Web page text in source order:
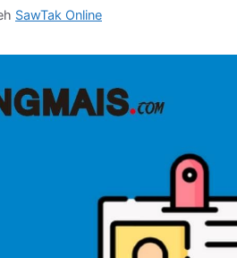
SawTak Online